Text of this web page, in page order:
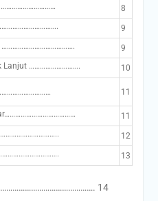
8
9
………………………………….
9
Lanjut ……………………….
10
11
11
12
13
14